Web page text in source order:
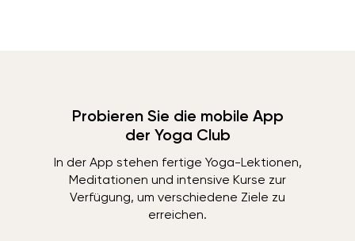
Probieren Sie die mobile App
der Yoga Club
In der App stehen fertige Yoga-Lektionen,
Meditationen und intensive Kurse zur
Verfügung, um verschiedene Ziele zu
erreichen.